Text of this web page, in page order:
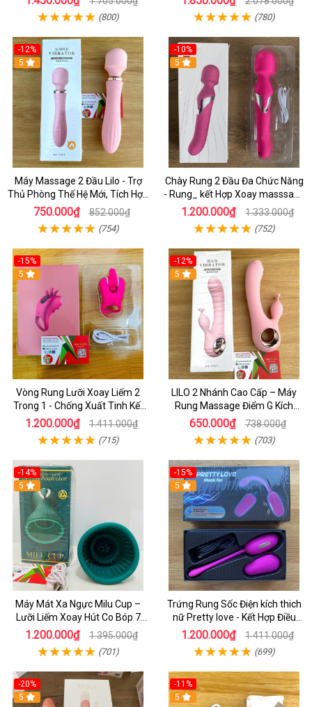
Nhánh
(800) (780)
-12%
5
Máy Massage 2 Đầu Lilo - Trợ
Thủ Phòng Thế Hệ Mới, Tích Hợp
Tính Năng Sưởi Ấm & 10 Chế Độ
Rung
750.000₫ 852.000₫
(754)
-10%
5
Chày Rung 2 Đầu Đa Chức Năng
- Rung_ kết Hợp Xoay masssage
Điểm G cao Cấp
1.200.000₫ 1.333.000₫
(752)
-15%
5
Vòng Rung Lưỡi Xoay Liếm 2
Trong 1 - Chống Xuất Tinh Kết
Hợp Kích Thích Điêm G
1.200.000₫ 1.411.000₫
(715)
-12%
5
LILO 2 Nhánh Cao Cấp – Máy
Rung Massage Điểm G Kích
Thích Cực Sướng Cho Nàng
650.000₫ 738.000₫
(703)
-14%
5
Máy Mát Xa Ngực Milu Cup –
Lưỡi Liếm Xoay Hút Co Bóp 7
Chế Độ, Tăng Kích Thích Cực
Mạnh
1.200.000₫ 1.395.000₫
(701)
-15%
5
Trứng Rung Sốc Điện kích thich
nữ Pretty love - Kết Hợp Điều
Khiển Từ xa cho Nữ Tụe Sướng
1.200.000₫ 1.411.000₫
(699)
-20%
5
-11%
5